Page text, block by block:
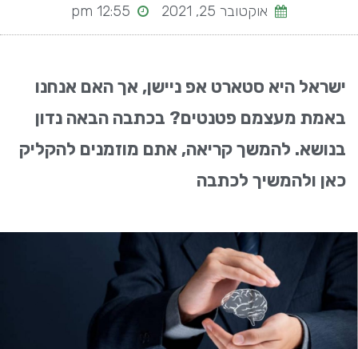
אוקטובר 25, 2021 12:55 pm
ישראל היא סטארט אפ ניישן, אך האם אנחנו
באמת מעצמם פטנטים? בכתבה הבאה נדון
בנושא. להמשך קריאה, אתם מוזמנים להקליק
כאן ולהמשיך לכתבה